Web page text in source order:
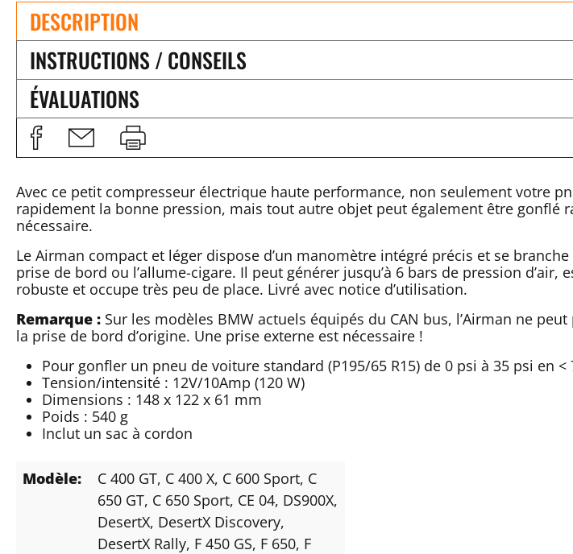
DESCRIPTION
INSTRUCTIONS / CONSEILS
ÉVALUATIONS
Avec ce petit compresseur électrique haute performance, non seulement votre
rapidement la bonne pression, mais tout autre objet peut également être gonflé
nécessaire.
Le Airman compact et léger dispose d’un manomètre intégré précis et se
prise de bord ou l’allume-cigare. Il peut générer jusqu’à 6 bars de pression d’air,
robuste et occupe très peu de place. Livré avec notice d’utilisation.
Remarque : Sur les modèles BMW actuels équipés du CAN bus, l’Airman ne
la prise de bord d’origine. Une prise externe est nécessaire !
Pour gonfler un pneu de voiture standard (P195/65 R15) de 0 psi à 35 psi en <
Tension/intensité : 12V/10Amp (120 W)
Dimensions : 148 x 122 x 61 mm
Poids : 540 g
Inclut un sac à cordon
Modèle: C 400 GT, C 400 X, C 600 Sport, C
650 GT, C 650 Sport, CE 04, DS900X,
DesertX, DesertX Discovery,
DesertX Rally, F 450 GS, F 650, F